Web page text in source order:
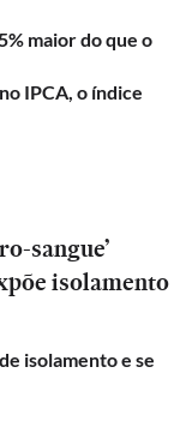
maior do que o
IPCA, o índice
sangue’
isolamento
isolamento e se